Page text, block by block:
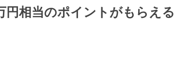
円相当のポイントがもらえる